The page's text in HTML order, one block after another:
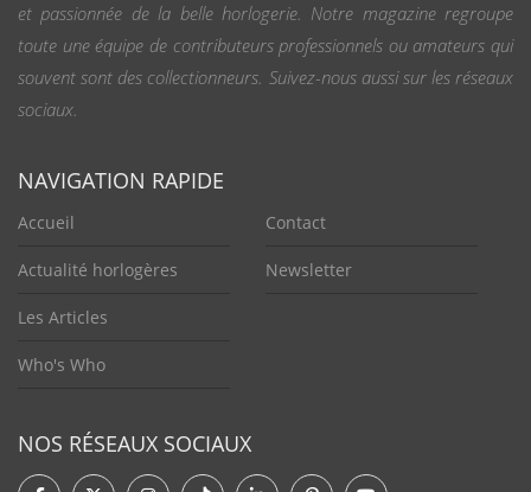
et passionnée de la belle horlogerie. Notre magazine regroupe
toute une équipe de contributeurs professionnels ou amateurs qui
souvent sont des collectionneurs. Suivez-nous aussi sur les réseaux
sociaux.
NAVIGATION RAPIDE
Accueil
Actualité horlogères
Les Articles
Who's Who
Contact
Newsletter
NOS RÉSEAUX SOCIAUX